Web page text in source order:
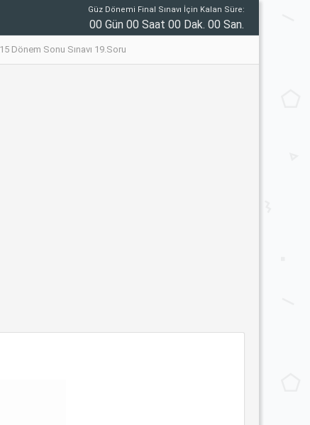
Güz Dönemi Final Sınavı İçin Kalan Süre:
00 Gün 00 Saat 00 Dak. 00 San.
Dönem Sonu Sınavı 19.Soru